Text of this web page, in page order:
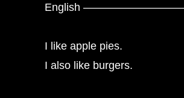
English
I like apple pies.
I also like burgers.